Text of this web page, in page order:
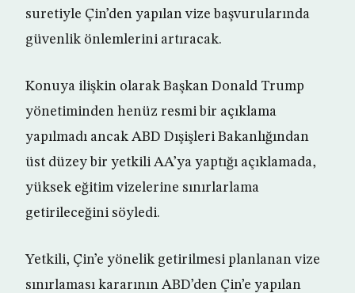
suretiyle Çin’den yapılan vize başvurularında
güvenlik önlemlerini artıracak.
Konuya ilişkin olarak Başkan Donald Trump
yönetiminden henüz resmi bir açıklama
yapılmadı ancak ABD Dışişleri Bakanlığından
üst düzey bir yetkili AA’ya yaptığı açıklamada,
yüksek eğitim vizelerine sınırlarlama
getirileceğini söyledi.
Yetkili, Çin’e yönelik getirilmesi planlanan vize
sınırlaması kararının ABD’den Çin’e yapılan